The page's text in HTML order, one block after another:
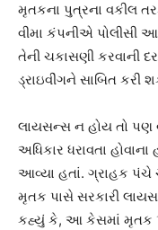
મૃતકના પુત્રના વકીલ
વીમા કંપનીએ પોલીસી
તેની ચકાસણી કરવાની
ડ્રાઇવીંગને સાબિત કરી
લાયસન્સ ન હોય તો પણ
અધિકાર ધરાવતા
આવ્યા હતાં. ગ્રાહક પંચે
મૃતક પાસે સરકારી
કહ્યું કે, આ કેસમાં મૃતક